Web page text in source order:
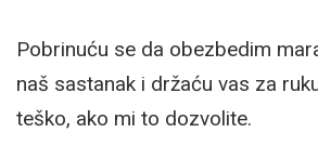
Pobrinuću se da obezbedim
naš sastanak i držaću vas za
teško, ako mi to dozvolite.